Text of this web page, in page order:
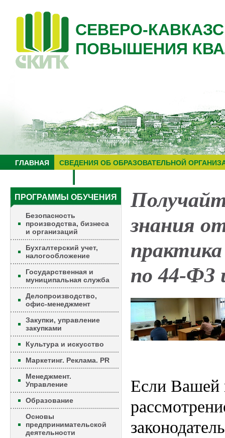
СЕВЕРО-
ПОВЫШЕНИЯ
ГЛАВНАЯ
СВЕДЕНИЯ ОБ ОБРАЗОВАТЕЛЬНОЙ
ПРОГРАММЫ ОБУЧЕНИЯ
Безопасность
производства, бизнеса
и организаций
Бухгалтерский учет,
налогообложение
Государственная и
муниципальная служба
Делопроизводство,
офис-менеджмент
Закупки, управление
закупками
Культура и искусство
Маркетинг. Реклама. PR
Менеджмент.
Управление
Образование
Основы
предпринимательской
деятельности
знания
практика
по 44-ФЗ
Если Вашей